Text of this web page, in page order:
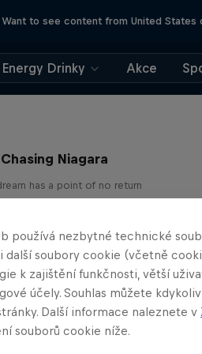
Want to see content from United States
Energy Drinky Akce
Chasing Niagara
has a point of no return
používá nezbytné technické
další soubory cookie (včetně
k zajištění funkčnosti, větší
účely. Souhlas můžete
Další informace naleznete v
souborů cookie níže.